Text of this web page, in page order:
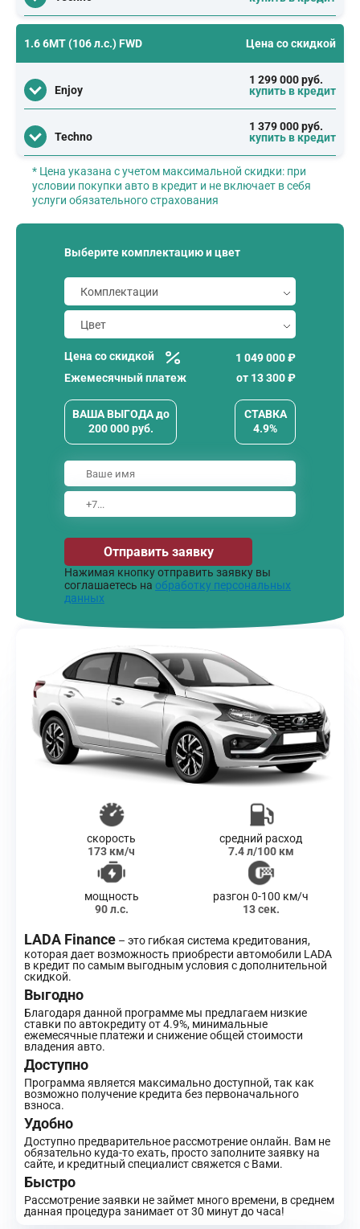
1.6 6MT (106 л.с.) FWD Цена со скидкой
Enjoy
1 299 000 руб.
купить в кредит
Techno
1 379 000 руб.
купить в кредит
* Цена указана с учетом максимальной скидки: при
условии покупки авто в кредит и не включает в себя
услуги обязательного страхования
Выберите комплектацию и цвет
Цена со скидкой
1 049 000 ₽
Ежемесячный платеж
от 13 300₽
ВАША ВЫГОДАдо
200 000руб.
СТАВКА
4.9%
Отправить заявку
Нажимая кнопку отправить заявку вы
соглашаетесь на обработку персональных
данных
скорость
173 км/ч
средний расход
7.4 л/100 км
мощность
90 л.с.
разгон 0-100 км/ч
13 сек.
LADA Finance – это гибкая система кредитования,
которая дает возможность приобрести автомобили LADA
в кредит по самым выгодным условия с дополнительной
скидкой.
Выгодно
Благодаря данной программе мы предлагаем низкие
ставки по автокредиту от 4.9%, минимальные
ежемесячные платежи и снижение общей стоимости
владения авто.
Доступно
Программа является максимально доступной, так как
возможно получение кредита без первоначального
взноса.
Удобно
Доступно предварительное рассмотрение онлайн. Вам не
обязательно куда-то ехать, просто заполните заявку на
сайте, и кредитный специалист свяжется с Вами.
Быстро
Рассмотрение заявки не займет много времени, в среднем
данная процедура занимает от 30 минут до часа!